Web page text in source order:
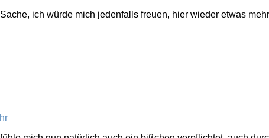
ich würde mich jedenfalls freuen, hier wieder etwas